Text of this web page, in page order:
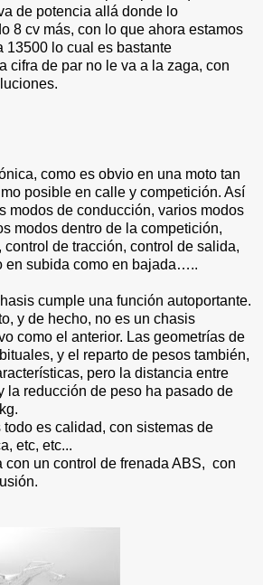
de potencia allá donde lo
8 cv más, con lo que ahora estamos
13500 lo cual es bastante
cifra de par no le va a la zaga, con
como es obvio en una moto tan
posible en calle y competición. Así
modos de conducción, varios modos
modos dentro de la competición,
de tracción, control de salida,
en subida como en bajada…..
cumple una función autoportante.
y de hecho, no es un chasis
como el anterior. Las geometrías de
y el reparto de pesos también,
pero la distancia entre
la reducción de peso ha pasado de
es calidad, con sistemas de
etc, etc...
con un control de frenada ABS, con